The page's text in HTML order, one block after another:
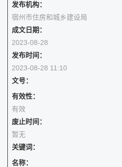
发布机构：
宿州市住房和城乡建设局
成文日期：
2023-08-28
发布时间：
2023-08-28 11:10
文号：
有效性：
有效
废止时间：
暂无
关键词：
名称：